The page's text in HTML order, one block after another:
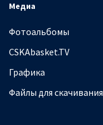
Медиа
Фотоальбомы
CSKAbasket.TV
Графика
Файлы для скачивания